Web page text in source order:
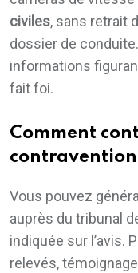
civiles, sans retrait
dossier de
informations
fait foi.
Comment
Vous pouvez
auprès du tribunal
indiquée sur l’avis.
relevés,